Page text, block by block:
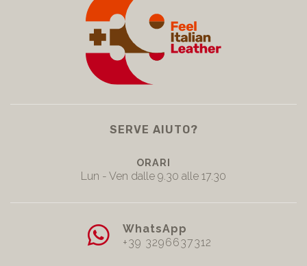
SERVE AIUTO?
ORARI
Lun - Ven dalle 9.30 alle 17.30
WhatsApp
+39 3296637312